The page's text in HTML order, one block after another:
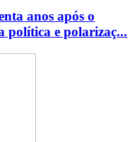
anos após o
política e polarizaç...